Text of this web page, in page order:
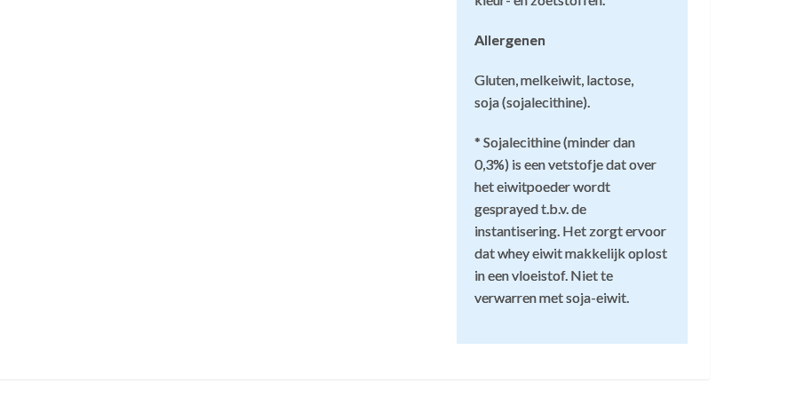
Allergenen
Gluten, melkeiwit, lactose,
soja (sojalecithine).
* Sojalecithine (minder dan
0,3%) is een vetstofje dat over
het eiwitpoeder wordt
gesprayed t.b.v. de
instantisering. Het zorgt ervoor
dat whey eiwit makkelijk oplost
in een vloeistof. Niet te
verwarren met soja-eiwit.
Als je bijvoorbeeld 500 kcal meer gaat eten, dan kan je lichaam dit deels
makkelijker te bereiken met een toename van de hoeveelheid koolhydraten. Ik denk dat je
en dergelijke eten en de inname van eiwitten wat terugschroeven. Je hoeft niet voor elk van de 8
eiwit te komen. Als je een boterham met tonijn minder eet, kan je makkelijk twee boterhammen met een
dan ook wat suikers erbij (van de jam), maar een beetje is niet erg. Het helpt je wel meer te eten.
. Dit is een goedkope manier om zwaarder te worden. Havermout kan je ongekookt eten met koude
je er veel van op. Tweehonderd gram is geen uitzondering. Probeer maar eens 200 gram rijst te koken